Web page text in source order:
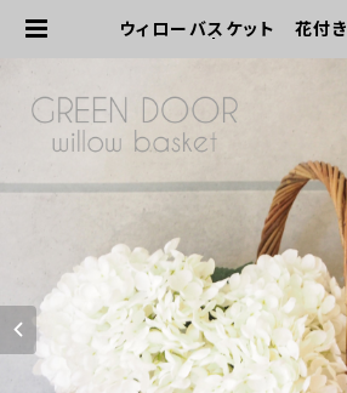
ウィローバスケット 花付き あじさい